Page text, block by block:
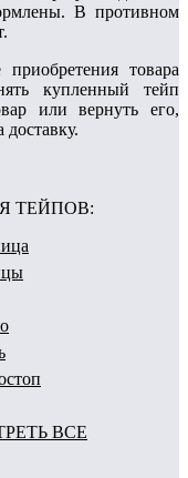
В противном
товара
купленный тейп
или вернуть его,
ТЕЙПОВ:
ВСЕ